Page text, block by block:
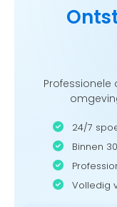
24/7
Binnen
Volledig